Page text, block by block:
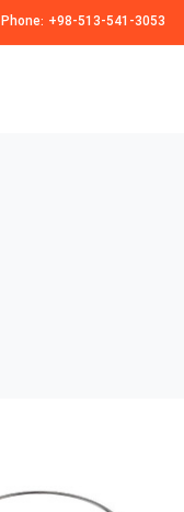
Phone: +98-513-541-3053